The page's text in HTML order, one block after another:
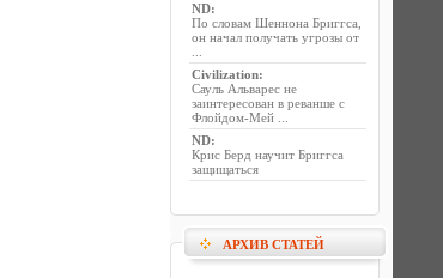
ND:
По словам Шеннона Бриггса,
он начал получать угрозы от
Civilization:
Сауль Альварес не
заинтересован в реванше с
Флойдом-Мей ...
ND:
Крис Берд научит Бриггса
защищаться
АРХИВ СТАТЕЙ